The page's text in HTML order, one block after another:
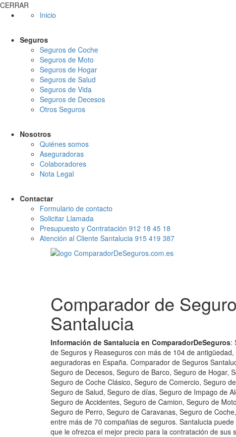
CERRAR
Inicio
Seguros
Seguros de Coche
Seguros de Moto
Seguros de Hogar
Seguros de Salud
Seguros de Vida
Seguros de Decesos
Otros Seguros
Nosotros
Quiénes somos
Aseguradoras
Colaboradores
Nota Legal
Contactar
Formulario de contacto
Solicitar Llamada
Presupuesto y Contratación 912 18 45 18
Atención al Cliente Santalucia 915 419 387
Comparador de
Santalucia
Información de Santalucia en ComparadorDeSeguros:
de Seguros y Reaseguros con más de 104 de
aeguradoras en España. Comparador de Seguros
Seguro de Decesos, Seguro de Barco, Seguro de Hogar,
Seguro de Coche Clásico, Seguro de Comercio, Seguro
Seguro de Salud, Seguro de días, Seguro de Impago de
Seguro de Accidentes, Seguro de Camion, Seguro de
Seguro de Perro, Seguro de Caravanas, Seguro de
entre más de 70 compañias de seguros. Santalucia
que le ofrezca el mejor precio para la contratación de sus